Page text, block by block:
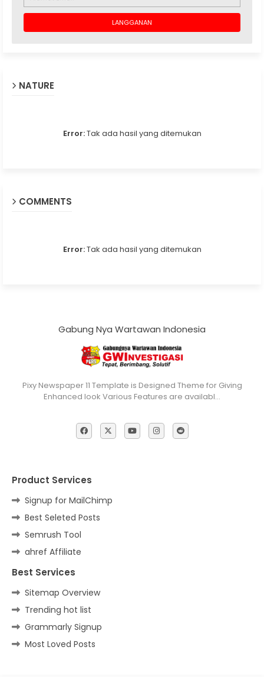
NATURE
Error:Tak ada hasil yang ditemukan
COMMENTS
Error:Tak ada hasil yang ditemukan
Gabung Nya Wartawan Indonesia
Pixy Newspaper 11 Template is Designed Theme for Giving
Enhanced look Various Features are availabl…
Product Services
Signup for MailChimp
Best Seleted Posts
Semrush Tool
ahref Affiliate
Best Services
Sitemap Overview
Trending hot list
Grammarly Signup
Most Loved Posts